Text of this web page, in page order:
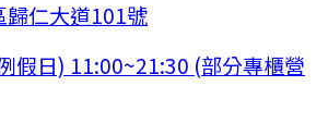
仁大道101號
假日) 11:00~21:30 (部分專櫃營